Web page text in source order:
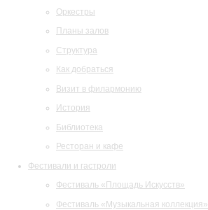
Оркестры
Планы залов
Структура
Как добраться
Визит в филармонию
История
Библиотека
Ресторан и кафе
Фестивали и гастроли
Фестиваль «Площадь Искусств»
Фестиваль «Музыкальная коллекция»